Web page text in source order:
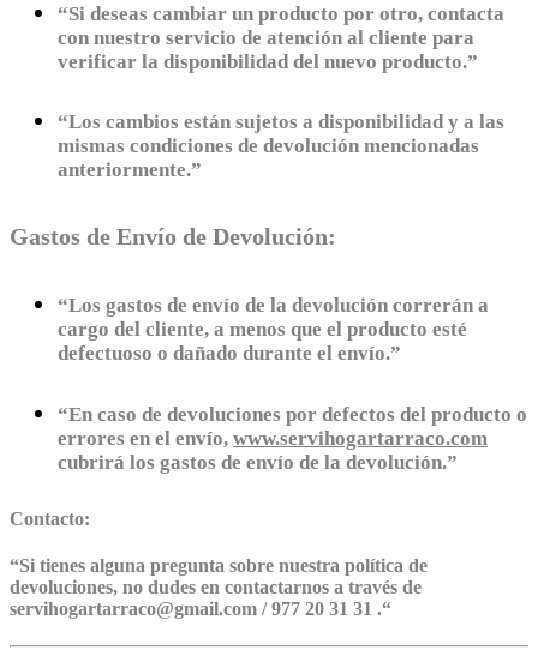
“Si deseas cambiar un producto por otro, contacta
con nuestro servicio de atención al cliente para
verificar la disponibilidad del nuevo producto.”
“Los cambios están sujetos a disponibilidad y a las
mismas condiciones de devolución mencionadas
anteriormente.”
Gastos de Envío de Devolución:
“Los gastos de envío de la devolución correrán a
cargo del cliente, a menos que el producto esté
defectuoso o dañado durante el envío.”
“En caso de devoluciones por defectos del producto o
errores en el envío, www.servihogartarraco.com
cubrirá los gastos de envío de la devolución.”
Contacto:
“Si tienes alguna pregunta sobre nuestra política de
devoluciones, no dudes en contactarnos a través de
servihogartarraco@gmail.com / 977 20 31 31 .“